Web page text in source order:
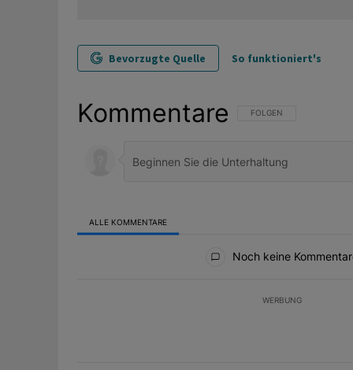
Bevorzugte Quelle So funktioniert's
Kommentare FOLGE DIESER
FOLGEN
ALLE KOMMENTARE
Noch keine
WERBUNG